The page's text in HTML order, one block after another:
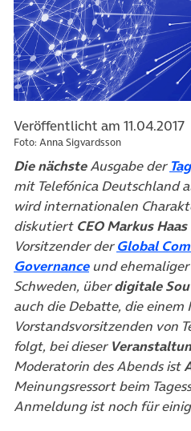
Veröffentlicht am 11.04.2017
Foto: Anna Sigvardsson
Die nächsteAusgabe der
mit Telefónica Deutschland
wird internationalen
diskutiert CEO Markus Haas
Vorsitzender derGlobal
Governance(öffnet in
und
Schweden, überdigitale
auch die Debatte, die
Vorstandsvorsitzenden von
folgt, bei dieser
Moderatorin des Abends ist
Meinungsressort beim
Anmeldung ist noch für